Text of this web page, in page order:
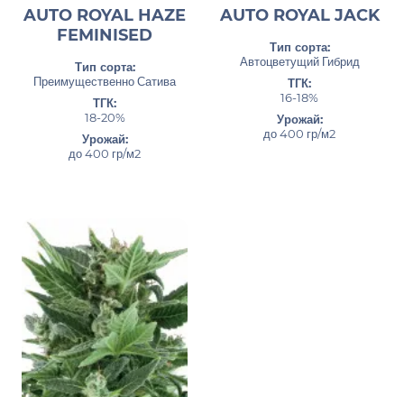
AUTO ROYAL HAZE
FEMINISED
Тип сорта:
Преимущественно Сатива
ТГК:
18-20%
Урожай:
до 400 гр/м2
AUTO ROYAL JACK
Тип сорта:
Автоцветущий Гибрид
ТГК:
16-18%
Урожай:
до 400 гр/м2